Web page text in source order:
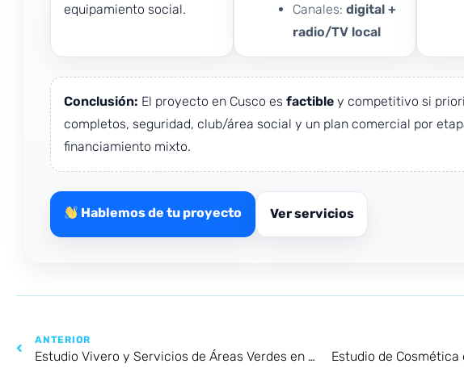
equipamiento social.
Canales: digital +
radio/TV local
Conclusión: El proyecto en Cusco es factible y competitivo si
completos, seguridad, club/área social y un plan comercial por
financiamiento mixto.
Hablemos de tu proyecto Ver servicios
ANTERIOR
Estudio Vivero y Servicios de Áreas Verdes en Piura